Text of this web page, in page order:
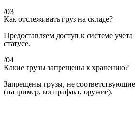
/03
Как отслеживать груз на складе?
Предоставляем доступ к системе
статусе.
/04
Какие грузы запрещены к хранению?
Запрещены грузы, не
(например, контрафакт, оружие).